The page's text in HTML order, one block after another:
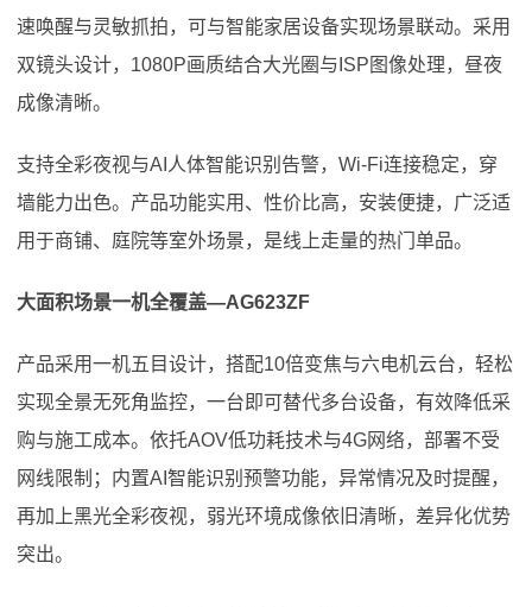
速唤醒与灵敏抓拍，可与智能家居设备实现场景联动。采用
双镜头设计，1080P画质结合大光圈与ISP图像处理，昼夜
成像清晰。
支持全彩夜视与AI人体智能识别告警，Wi-Fi连接稳定，穿
墙能力出色。产品功能实用、性价比高，安装便捷，广泛适
用于商铺、庭院等室外场景，是线上走量的热门单品。
大面积场景一机全覆盖—AG623ZF
产品采用一机五目设计，搭配10倍变焦与六电机云台，轻松
实现全景无死角监控，一台即可替代多台设备，有效降低采
购与施工成本。依托AOV低功耗技术与4G网络，部署不受
网线限制；内置AI智能识别预警功能，异常情况及时提醒，
再加上黑光全彩夜视，弱光环境成像依旧清晰，差异化优势
突出。